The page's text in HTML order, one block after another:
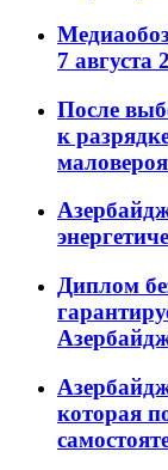
7 августа
После
к
Диплом
которая